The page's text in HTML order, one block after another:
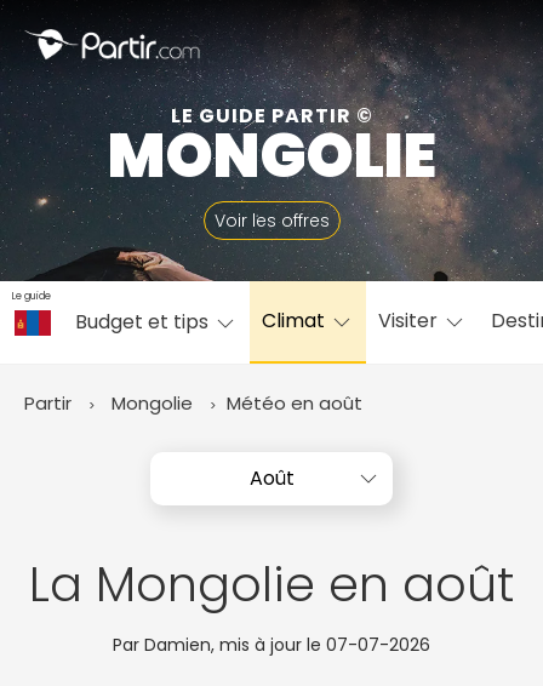
LE GUIDE PARTIR ©
MONGOLIE
Voir les offres
Le guide
Budget et tips Climat Visiter
Partir Mongolie Météo en août
Août
La Mongolie en août
Par Damien, mis à jour le 07-07-2026
Fermer
📍 Destinations populaires
☀️ Où partir par mois
Mars Avril
Juillet
Août Septembre
Octobre